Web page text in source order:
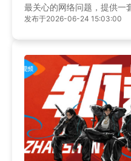
最关心的网络问题，提供一
也能与国内战友并肩作战，
发布于2026-06-24 15:03:00